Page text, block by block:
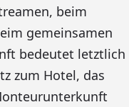
beim
gemeinsamen
bedeutet letztlich
zum Hotel, das